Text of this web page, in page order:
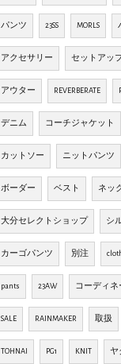
パンツ 23SS MORLS
アクセサリー セットアッ
アウター REVERBERATE
デニム コーチジャケット
カットソー ニットパンツ
ボーダー ベスト ネッ
大分セレクトショップ シ
カーゴパンツ 別注
pants 23AW コーディネ
SALE RAINMAKER 取扱
TOHNAI PG1 KNIT ヤ